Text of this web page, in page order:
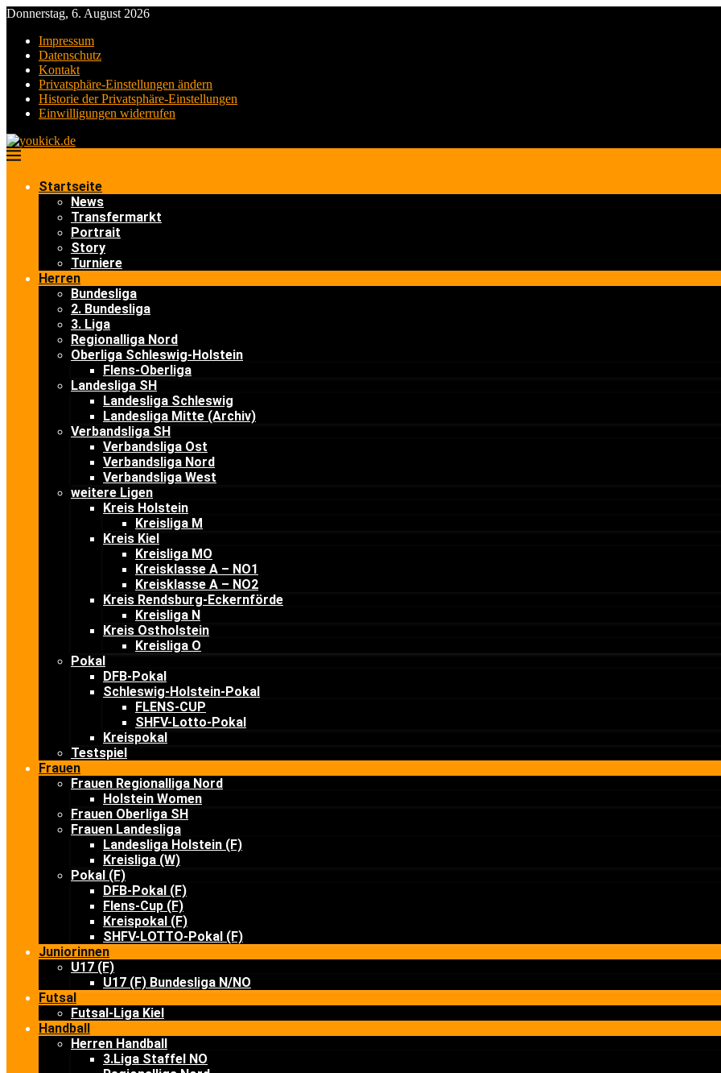
Donnerstag, 6. August 2026
Impressum
Datenschutz
Kontakt
Privatsphäre-Einstellungen ändern
Historie der Privatsphäre-Einstellungen
Einwilligungen widerrufen
Startseite
News
Transfermarkt
Portrait
Story
Turniere
Herren
Bundesliga
2. Bundesliga
3. Liga
Regionalliga Nord
Oberliga Schleswig-Holstein
Flens-Oberliga
Landesliga SH
Landesliga Schleswig
Landesliga Mitte (Archiv)
Verbandsliga SH
Verbandsliga Ost
Verbandsliga Nord
Verbandsliga West
weitere Ligen
Kreis Holstein
Kreisliga M
Kreis Kiel
Kreisliga MO
Kreisklasse A – NO1
Kreisklasse A – NO2
Kreis Rendsburg-Eckernförde
Kreisliga N
Kreis Ostholstein
Kreisliga O
Pokal
DFB-Pokal
Schleswig-Holstein-Pokal
FLENS-CUP
SHFV-Lotto-Pokal
Kreispokal
Testspiel
Frauen
Frauen Regionalliga Nord
Holstein Women
Frauen Oberliga SH
Frauen Landesliga
Landesliga Holstein (F)
Kreisliga (W)
Pokal (F)
DFB-Pokal (F)
Flens-Cup (F)
Kreispokal (F)
SHFV-LOTTO-Pokal (F)
Juniorinnen
U17 (F)
U17 (F) Bundesliga N/NO
Futsal
Futsal-Liga Kiel
Handball
Herren Handball
3.Liga Staffel NO